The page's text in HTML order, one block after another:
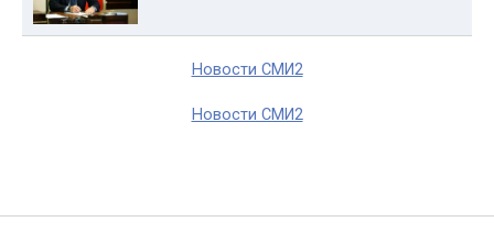
Новости СМИ2
Новости СМИ2